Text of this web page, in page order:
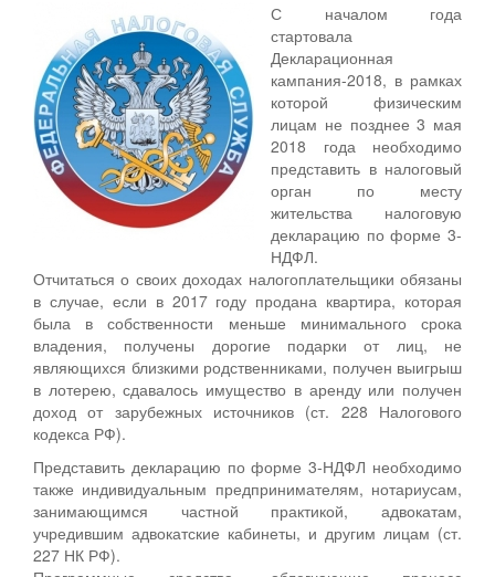
С началом года
стартовала
Декларационная
кампания-2018, в рамках
которой физическим
лицам не позднее 3 мая
2018 года необходимо
представить в налоговый
орган по месту
жительства налоговую
декларацию по форме 3-
НДФЛ.
Отчитаться о своих доходах налогоплательщики обязаны
в случае, если в 2017 году продана квартира, которая
была в собственности меньше минимального срока
владения, получены дорогие подарки от лиц, не
являющихся близкими родственниками, получен выигрыш
в лотерею, сдавалось имущество в аренду или получен
доход от зарубежных источников (ст. 228 Налогового
кодекса РФ).
Представить декларацию по форме 3-НДФЛ необходимо
также индивидуальным предпринимателям, нотариусам,
занимающимся частной практикой, адвокатам,
учредившим адвокатские кабинеты, и другим лицам (ст.
227 НК РФ).